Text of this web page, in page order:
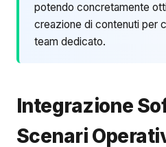
potendo concretamente
creazione di contenuti per
team dedicato.
Integrazione
Scenari